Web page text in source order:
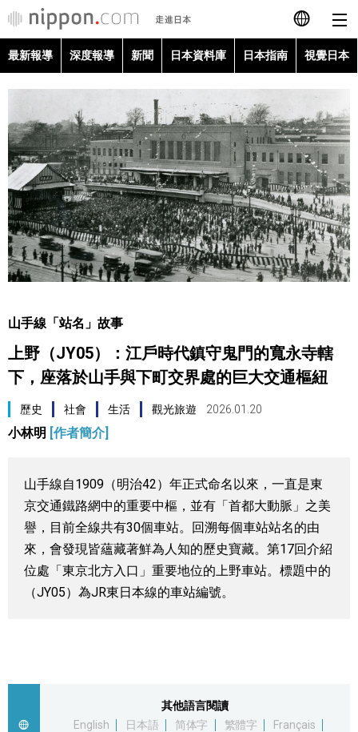
日本語
English
简体字
Français
Español
العربية
最新報導
深度報導
新聞
視覺日本
臺灣香港
人物訪談
日本入門
official SNS
最新報導 深度報導 新聞 日本資料庫 日本指南 視覺日本
山手線「站名」故事
上野（JY05）：江戶時代鎮守鬼門的寬永寺轄
下，座落於山手與下町交界處的巨大交通樞紐
歷史 社會 生活 觀光旅遊 2026.01.20
小林明 [作者簡介]
山手線自1909（明治42）年正式命名以來，一直是東
京交通鐵路網中的重要中樞，並有「首都大動脈」之美
譽，目前全線共有30個車站。回溯每個車站站名的由
來，會發現皆蘊藏著鮮為人知的歷史寶藏。第17回介紹
位處「東京北方入口」重要地位的上野車站。標題中的
（JY05）為JR東日本線的車站編號。
其他語言閱讀
English
日本語 简体字 繁體字
Français